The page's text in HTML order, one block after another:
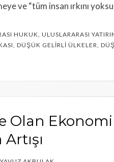
ve “tüm insan ırkını
HUKUK, ULUSLARARASI
, DÜŞÜK GELIRLI ÜLKELER,
Olan